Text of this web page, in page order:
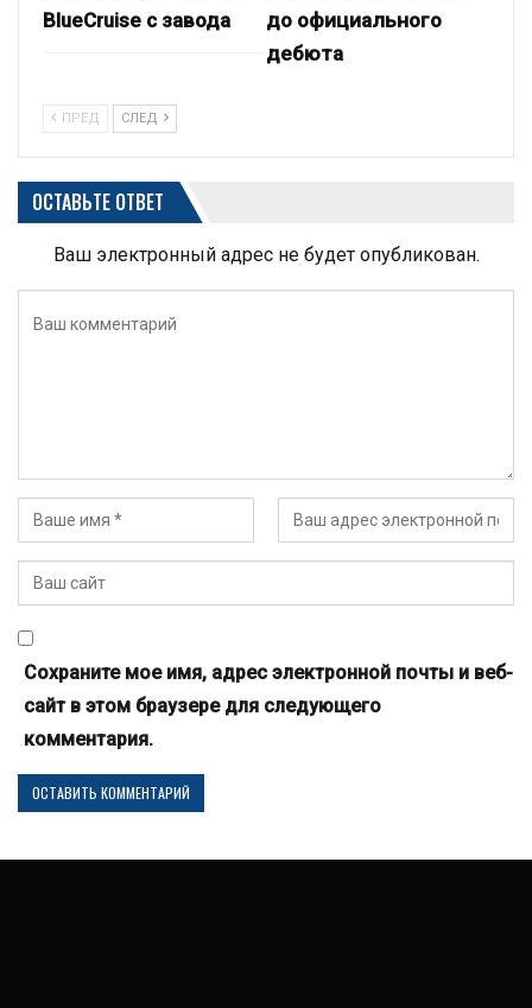
BlueCruise с завода
до официального
дебюта
ПРЕД СЛЕД
ОСТАВЬТЕ ОТВЕТ
Ваш электронный адрес не будет опубликован.
Сохраните мое имя, адрес электронной почты и веб-
сайт в этом браузере для следующего
комментария.